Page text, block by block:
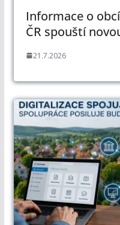
Informace o
ČR spouští
21.7.2026